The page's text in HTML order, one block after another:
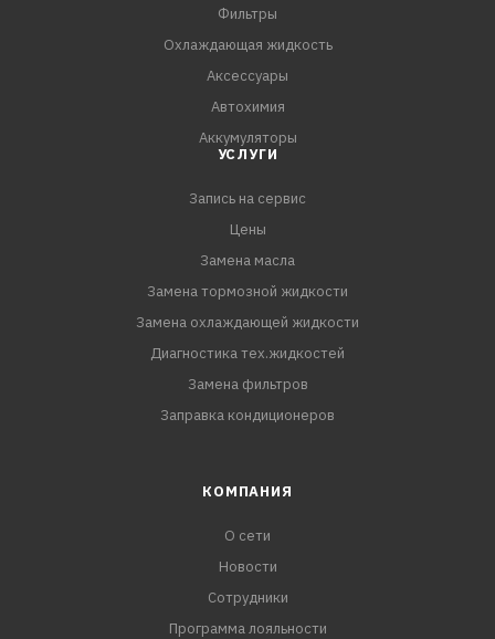
Фильтры
Охлаждающая жидкость
Аксессуары
Автохимия
Аккумуляторы
УСЛУГИ
Запись на сервис
Цены
Замена масла
Замена тормозной жидкости
Замена охлаждающей жидкости
Диагностика тех.жидкостей
Замена фильтров
Заправка кондиционеров
КОМПАНИЯ
О сети
Новости
Сотрудники
Программа лояльности